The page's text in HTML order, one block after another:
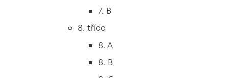
5. A
7. B
8. třída
8. A
8. B